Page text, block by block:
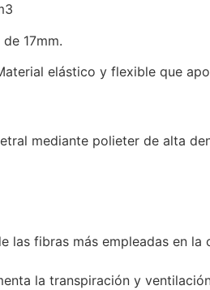
17mm.
elástico y flexible que
mediante polieter de alta
las fibras más empleadas en
la transpiración y